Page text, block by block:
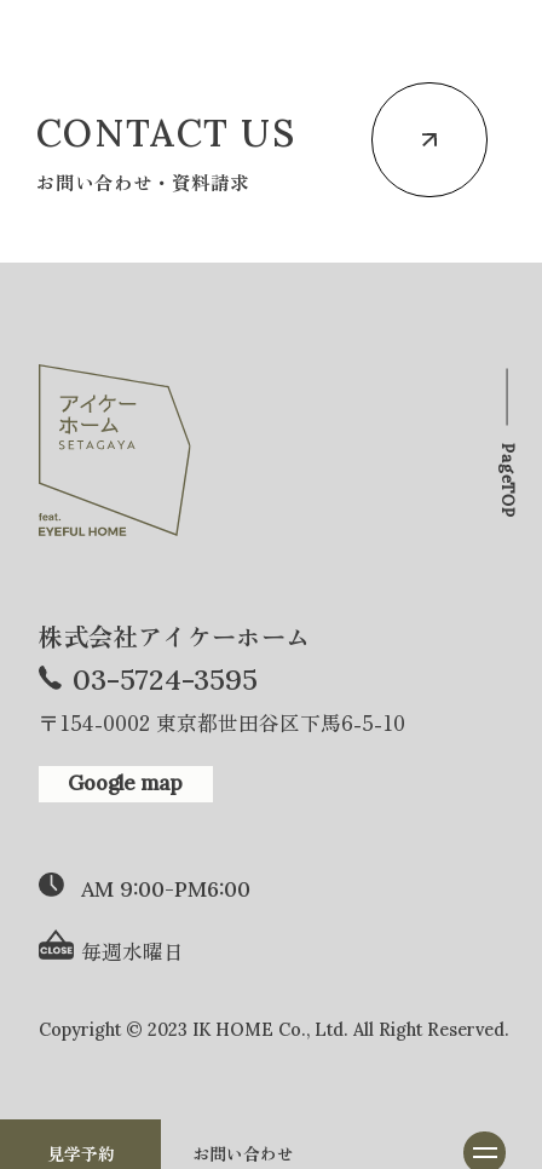
見学予約 お問い合わせ
CONTACT US
お問い合わせ・資料請求
株式会社アイケーホーム
03-5724-3595
〒154-0002 東京都世田谷区下馬6-5-10
Google map
AM 9:00-PM6:00
毎週水曜日
Copyright © 2023 IK HOME Co., Ltd. All Right Reserved.
PageTOP